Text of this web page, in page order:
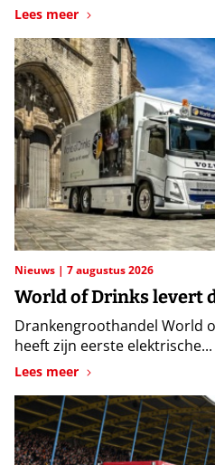
Lees meer
Nieuws 7 augustus 2026
World of Drinks levert
Drankengroothandel World
heeft zijn eerste elektrische...
Lees meer